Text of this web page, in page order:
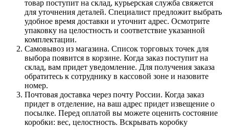
товар поступит на склад, курьерская служба свяжется
для уточнения деталей. Специалист предложит выбрать
удобное время доставки и уточнит адрес. Осмотрите
упаковку на целостность и соответствие указанной
комплектации.
Самовывоз из магазина. Список торговых точек для
выбора появится в корзине. Когда заказ поступит на
склад, вам придет уведомление. Для получения заказа
обратитесь к сотруднику в кассовой зоне и назовите
номер.
Почтовая доставка через почту России. Когда заказ
придет в отделение, на ваш адрес придет извещение о
посылке. Перед оплатой вы можете оценить состояние
коробки: вес, целостность. Вскрывать коробку